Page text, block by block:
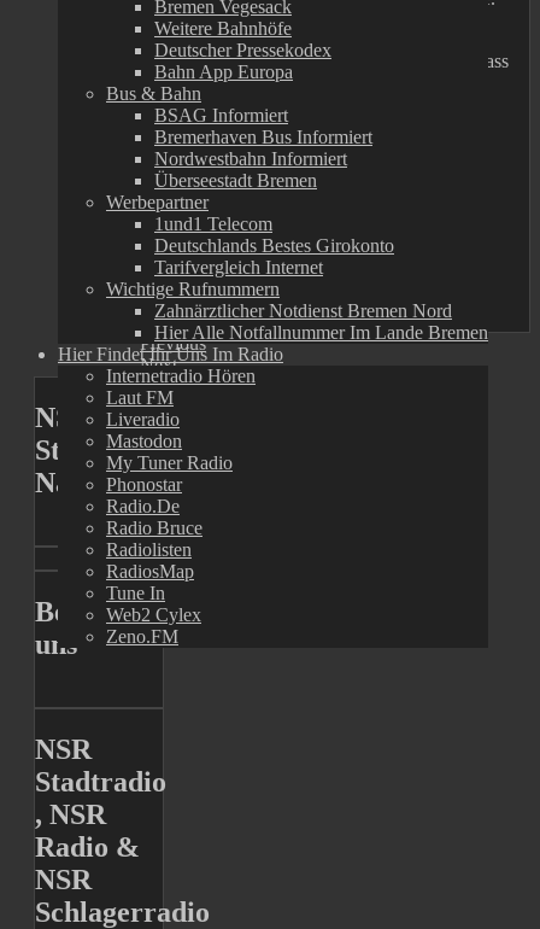
Bremen Vegesack
Weitere Bahnhöfe
Deutscher Pressekodex
Bahn App Europa
Bus & Bahn
BSAG Informiert
Bremerhaven Bus Informiert
Nordwestbahn Informiert
Überseestadt Bremen
Werbepartner
1und1 Telecom
Deutschlands Bestes Girokonto
Tarifvergleich Internet
Wichtige Rufnummern
Zahnärztlicher Notdienst Bremen Nord
Hier Alle Notfallnummer Im Lande Bremen
Hier Findet Ihr Uns Im Radio
Internetradio Hören
Laut FM
Liveradio
Mastodon
My Tuner Radio
Phonostar
Radio.de
Radio Bruce
Radiolisten
RadiosMap
Tune In
Web2 Cylex
Zeno.FM
Durch den Unfall wurde glücklicherweise
niemand verletzt. Jedoch wurde festgestellt, dass
der junge Mann nicht im Besitz einer
Fahrerlaubnis war und sein Fahrzeug nicht
versichert war. Ihn erwarten nun mehrere
Strafverfahren.
Zu unserem Telegramkanal
Previous
Next
NSR
Stadtradio
Nachrichtenmagazin
Besucht
uns
NSR
Stadtradio
, NSR
Radio &
NSR
Schlagerradio